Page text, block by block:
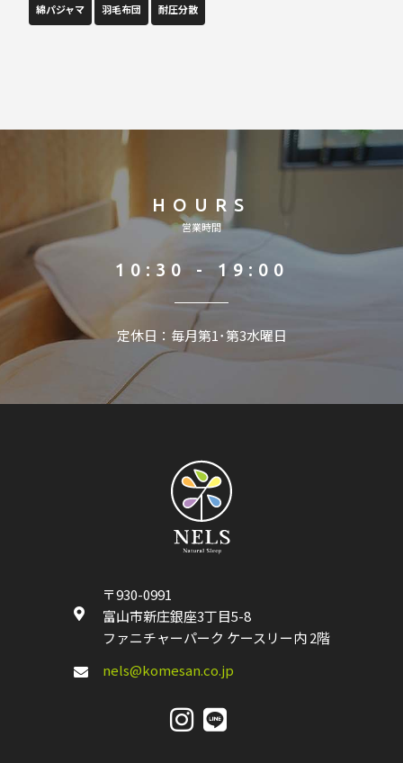
綿パジャマ 羽毛布団 耐圧分散
HOURS
営業時間
10:30 - 19:00
定休日：毎月第1･第3水曜日
〒930-0991
富山市新庄銀座3丁目5-8
ファニチャーパーク ケースリー内 2階
nels@komesan.co.jp